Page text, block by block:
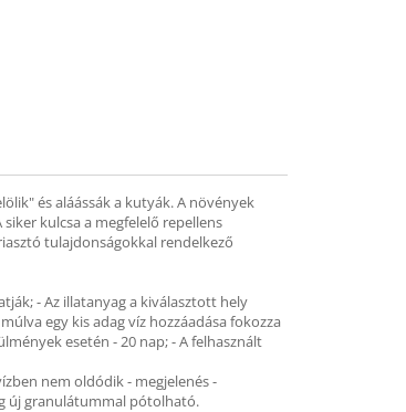
és aláássák a kutyák. A növények
kulcsa a megfelelő repellens
tulajdonságokkal rendelkező
- Az illatanyag a kiválasztott hely
egy kis adag víz hozzáadása fokozza
esetén - 20 nap; - A felhasznált
nem oldódik - megjelenés -
új granulátummal pótolható.